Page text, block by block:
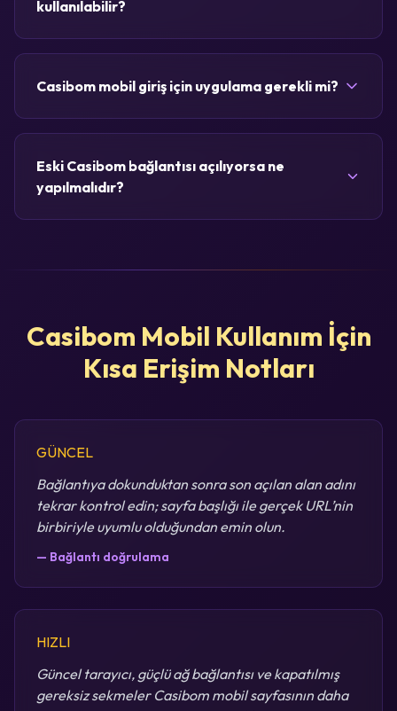
kullanılabilir?
Casibom mobil giriş için uygulama gerekli mi?
Eski Casibom bağlantısı açılıyorsa ne
yapılmalıdır?
Casibom Mobil Kullanım İçin
Kısa Erişim Notları
GÜNCEL
Bağlantıya dokunduktan sonra son açılan alan adını
tekrar kontrol edin; sayfa başlığı ile gerçek URL’nin
birbiriyle uyumlu olduğundan emin olun.
— Bağlantı doğrulama
HIZLI
Güncel tarayıcı, güçlü ağ bağlantısı ve kapatılmış
gereksiz sekmeler Casibom mobil sayfasının daha